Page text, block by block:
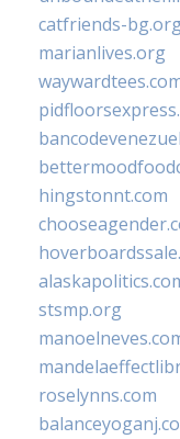
catfriends-
marianlives.org
hingstonnt.com
stsmp.org
roselynns.com